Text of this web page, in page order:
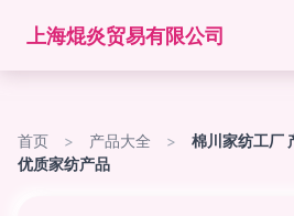
上海焜炎贸易有限公司
首页 > 产品大全 >
棉川家纺工厂
优质家纺产品